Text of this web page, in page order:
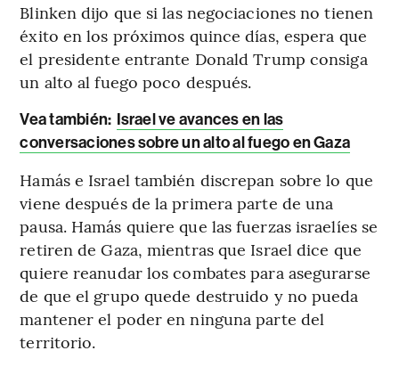
Blinken dijo que si las negociaciones no tienen
éxito en los próximos quince días, espera que
el presidente entrante Donald Trump consiga
un alto al fuego poco después.
Vea también: Israel ve avances en las
conversaciones sobre un alto al fuego en Gaza
Hamás e Israel también discrepan sobre lo que
viene después de la primera parte de una
pausa. Hamás quiere que las fuerzas israelíes se
retiren de Gaza, mientras que Israel dice que
quiere reanudar los combates para asegurarse
de que el grupo quede destruido y no pueda
mantener el poder en ninguna parte del
territorio.